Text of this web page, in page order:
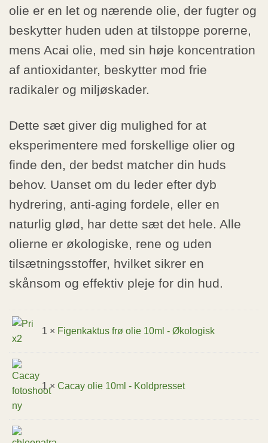
olie er en let og nærende olie, der fugter og
beskytter huden uden at tilstoppe porerne,
mens Acai olie, med sin høje koncentration
af antioxidanter, beskytter mod frie
radikaler og miljøskader.
Dette sæt giver dig mulighed for at
eksperimentere med forskellige olier og
finde den, der bedst matcher din huds
behov. Uanset om du leder efter dyb
hydrering, anti-aging fordele, eller en
naturlig glød, har dette sæt det hele. Alle
olierne er økologiske, rene og uden
tilsætningsstoffer, hvilket sikrer en
skånsom og effektiv pleje for din hud.
1 × Figenkaktus frø olie 10ml - Økologisk
1 × Cacay olie 10ml - Koldpresset